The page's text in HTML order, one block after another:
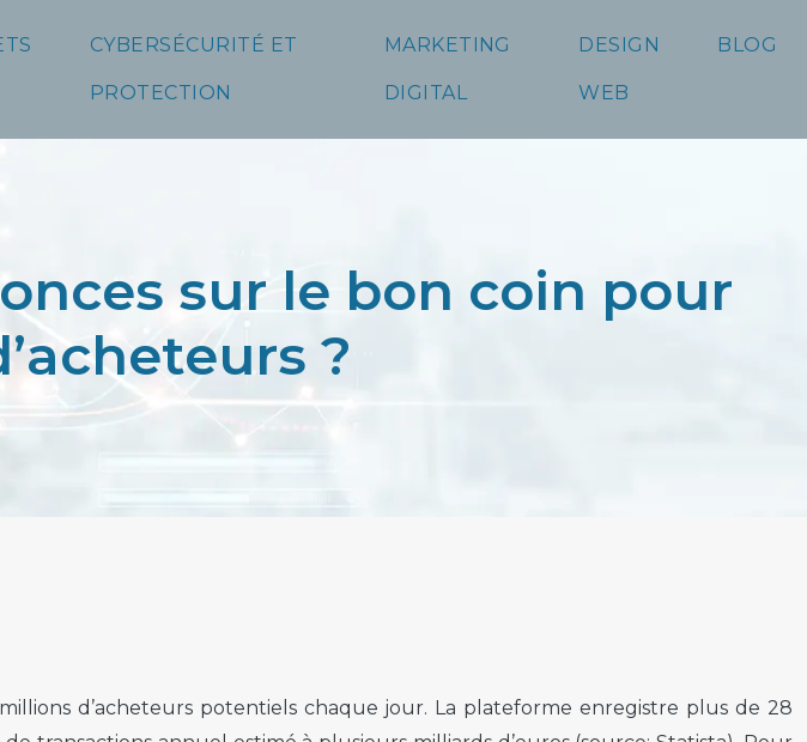
CYBERSÉCURITÉ ET
PROTECTION
MARKETING
DIGITAL
DESIGN
WEB
BLOG
sur le bon coin pour
?
d’acheteurs potentiels chaque jour. La plateforme enregistre plus de 28